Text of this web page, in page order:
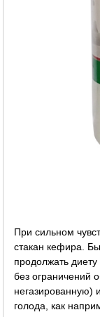
При сильном
стакан кефира.
продолжать
без ограничений
негазированную)
голода, как